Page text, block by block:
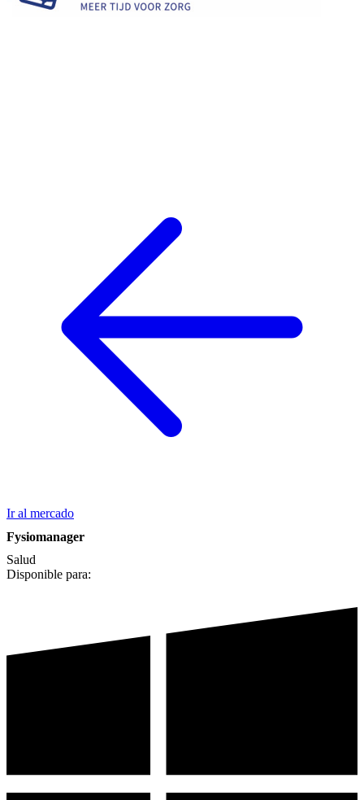
Ir al mercado
Fysiomanager
Salud
Disponible para: